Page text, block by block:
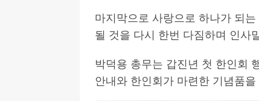
마지막으로 사랑으로 하나가 되
될 것을 다시 한번 다짐하며 인사
박덕용 총무는 갑진년 첫 한인회
안내와 한인회가 마련한 기념품